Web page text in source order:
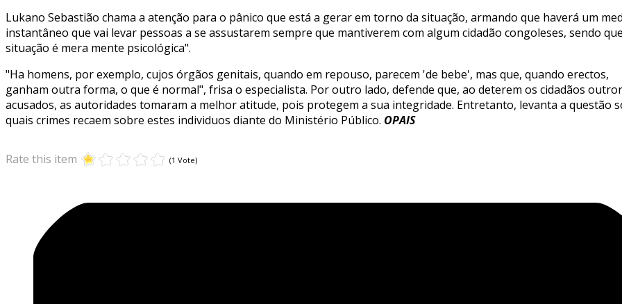
Lukano Sebastião chama a atenção para o pânico que está a gerar em torno da situação, afirmando que haverá um
instantâneo que vai levar pessoas a se assustarem sempre que mantiverem com algum cidadão congoleses, sendo
situação é mera mente psicológica".
"Ha homens, por exemplo, cujos órgãos genitais, quando em repouso, parecem 'de bebe', mas que, quando erectos,
ganham outra forma, o que é normal", frisa o especialista. Por outro lado, defende que, ao deterem os cidadãos
acusados, as autoridades tomaram a melhor atitude, pois protegem a sua integridade. Entretanto, levanta a questão
quais crimes recaem sobre estes individuos diante do Ministério Público. OPAIS
Rate this item (1 Vote)